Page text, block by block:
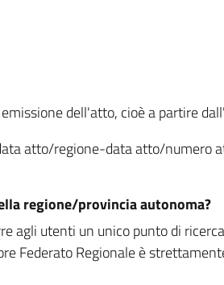
dell'atto, cioè a partire
atto/regione-data atto/numero
regione/provincia autonoma?
agli utenti un unico punto di
Federato Regionale è